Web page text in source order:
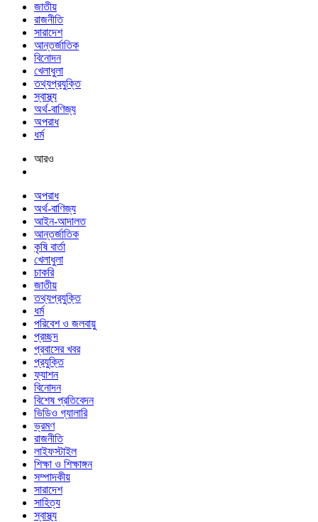
জাতীয়
রাজনীতি
সারাদেশ
আন্তর্জাতিক
বিনোদন
খেলাধুলা
তথ্যপ্রযুক্তি
স্বাস্থ্য
অর্থ-বাণিজ্য
অপরাধ
ধর্ম
আরও
অপরাধ
অর্থ-বাণিজ্য
আইন-আদালত
আন্তর্জাতিক
কৃষি বার্তা
খেলাধুলা
চাকরি
জাতীয়
তথ্যপ্রযুক্তি
ধর্ম
পরিবেশ ও জলবায়ু
প্রচ্ছদ
প্রবাসের খবর
প্রযুক্তি
ফ্যাশন
বিনোদন
বিশেষ প্রতিবেদন
ভিডিও গ্যালারি
ভ্রমণ
রাজনীতি
লাইফস্টাইল
শিক্ষা ও শিক্ষাঙ্গন
সম্পাদকীয়
সারাদেশ
সাহিত্য
স্বাস্থ্য